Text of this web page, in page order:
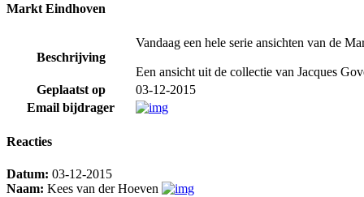
Markt Eindhoven
Beschrijving
Vandaag een hele serie ansichten van de
Een ansicht uit de collectie van Jacques
Geplaatst op
03-12-2015
Email bijdrager
Reacties
Datum: 03-12-2015
Naam: Kees van der Hoeven